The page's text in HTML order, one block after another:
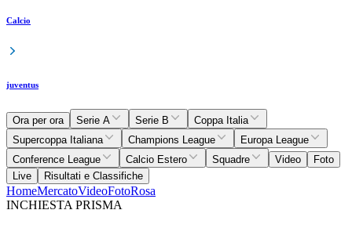
Calcio
juventus
Ora per ora Serie A Serie B
Coppa Italia
Supercoppa Italiana
Champions League
Europa League
Conference League
Calcio Estero Squadre Video
Foto
Live
Risultati e Classifiche
HomeMercatoVideoFotoRosa
INCHIESTA PRISMA